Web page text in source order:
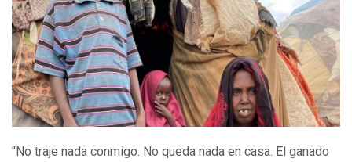
"No traje nada conmigo. No queda nada en casa. El ganado